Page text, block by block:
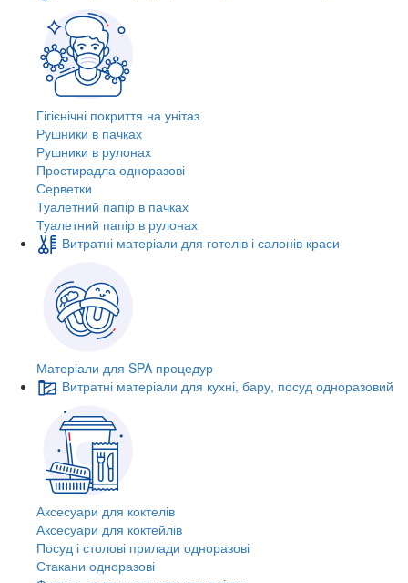
Гігієнічні покриття на унітаз
Рушники в пачках
Рушники в рулонах
Простирадла одноразові
Серветки
Туалетний папір в пачках
Туалетний папір в рулонах
Витратні матеріали для готелів і салонів краси
Матеріали для SPA процедур
Витратні матеріали для кухні, бару, посуд одноразовий
Аксесуари для коктелів
Аксесуари для коктейлів
Посуд і столові прилади одноразові
Стакани одноразові